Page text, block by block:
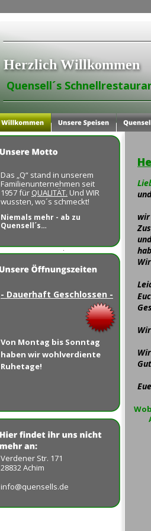
Das „Q“ stand in unserem
Familienunternehmen seit
1957 für QUALITÄT. Und WIR
wussten, wo´s schmeckt!
Niemals mehr - ab zu
Quensell´s…
Verdener Str. 171
28832 Achim
info@quensells.de
Herzlich Willkommen
- Dauerhaft Geschlossen -
Von Montag bis Sonntag
haben wir wohlverdiente
Ruhetage!
Quensell´s